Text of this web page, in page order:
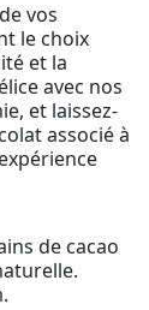
vos
le choix
et la
avec nos
et laissez-
associé à
de cacao